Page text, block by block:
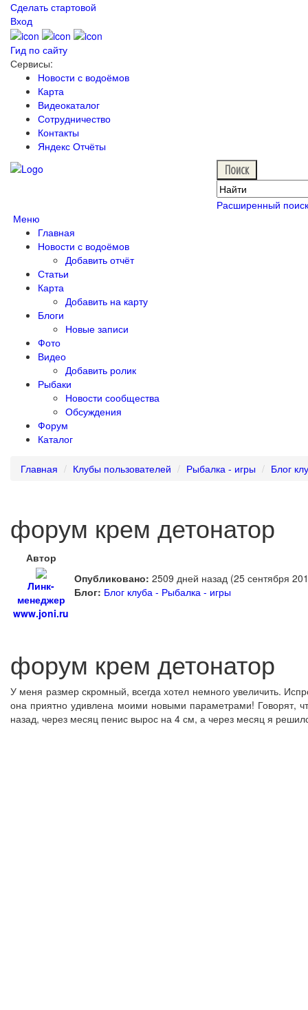
Сделать стартовой
Вход
Гид по сайту
Сервисы:
Новости с водоёмов
Карта
Видеокаталог
Сотрудничество
Контакты
Яндекс Отчёты
Расширенный поиск
Меню
Главная
Новости с водоёмов
Добавить отчёт
Статьи
Карта
Добавить на карту
Блоги
Новые записи
Фото
Видео
Добавить ролик
Рыбаки
Новости сообщества
Обсуждения
Форум
Каталог
Главная Клубы пользователей Рыбалка - игры Блог
форум крем детонатор
Автор
Линк-
менеджер
www.joni.ru
Опубликовано: 2509 дней назад (25 сентября
Блог: Блог клуба - Рыбалка - игры
форум крем детонатор
У меня размер скромный, всегда хотел немного увеличить.
она приятно удивлена моими новыми параметрами! Говорят,
назад, через месяц пенис вырос на 4 см, а через месяц я